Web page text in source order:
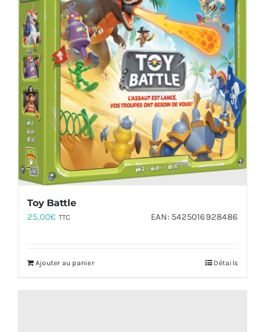
Toy Battle
25,00€ TTC EAN: 5425016928486
Ajouter au panier Détails